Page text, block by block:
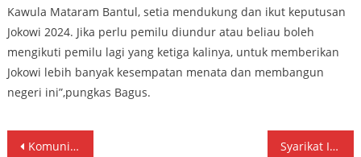
Kawula Mataram Bantul, setia mendukung dan ikut keputusan
Jokowi 2024. Jika perlu pemilu diundur atau beliau boleh
mengikuti pemilu lagi yang ketiga kalinya, untuk memberikan
Jokowi lebih banyak kesempatan menata dan membangun
negeri ini”,pungkas Bagus.
Navigasi
Komunitas BE-JO ‘Manut’ Jokowi 2024 Syarikat Islam Usulkan UU Anti Islamophobia Ke DPR